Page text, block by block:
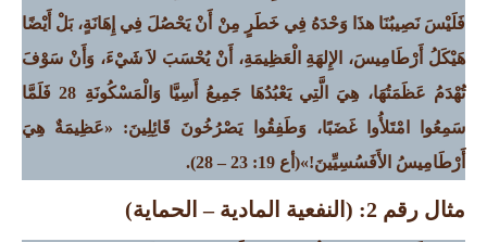
فَلَيْسَ نَصِيبُنَا هذَا وَحْدَهُ فِي خَطَرٍ مِنْ أَنْ يَحْصُلَ فِي إِهَانَةٍ،بَلْ أَيْضًا
هَيْكَلُ أَرْطَامِيسَ، الإِلهَةِ الْعَظِيمَةِ، أَنْ يُحْسَبَ لاَ شَيْءَ، وَأَنْ سَوْفَ
تُهْدَمُ عَظَمَتُهَا، هِيَ الَّتِي يَعْبُدُهَا جَمِيعُ أَسِيَّا وَالْمَسْكُونَةِ
28 فَلَمَّا
سَمِعُوا امْتَلأُوا غَضَبًا، وَطَفِقُوا يَصْرُخُونَ قَائِلِينَ: «عَظِيمَةٌ هِيَ
أَرْطَامِيسُ الأَفَسُسِيِّينَ!»(أع 19: 23 – 28) .
مثال رقم 2: (النفعية المادية – الحماية)